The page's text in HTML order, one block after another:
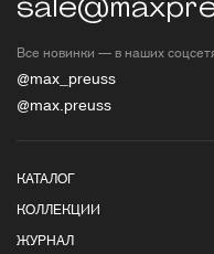
Все новинки — в наших
@max_preuss
@max.preuss
КАТАЛОГ
КОЛЛЕКЦИИ
ЖУРНАЛ